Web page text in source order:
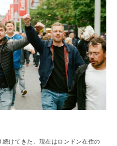
けてきた、現在はロンドン在住の